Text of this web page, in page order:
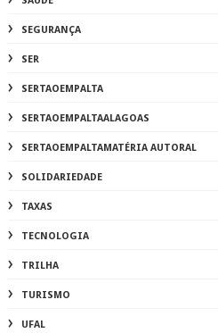
SEGURANÇA
SER
SERTAOEMPALTA
SERTAOEMPALTAALAGOAS
SERTAOEMPALTAMATÉRIA AUTORAL
SOLIDARIEDADE
TAXAS
TECNOLOGIA
TRILHA
TURISMO
UFAL